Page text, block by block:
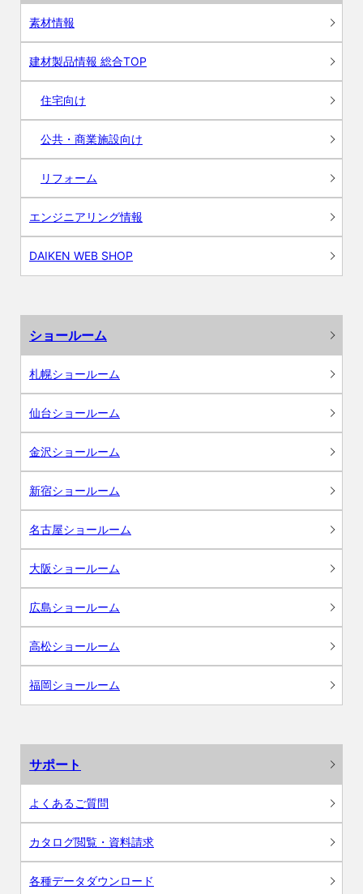
素材情報
建材製品情報 総合TOP
住宅向け
公共・商業施設向け
リフォーム
エンジニアリング情報
DAIKEN WEB SHOP
ショールーム
札幌ショールーム
仙台ショールーム
金沢ショールーム
新宿ショールーム
名古屋ショールーム
大阪ショールーム
広島ショールーム
高松ショールーム
福岡ショールーム
サポート
よくあるご質問
カタログ閲覧・資料請求
各種データダウンロード